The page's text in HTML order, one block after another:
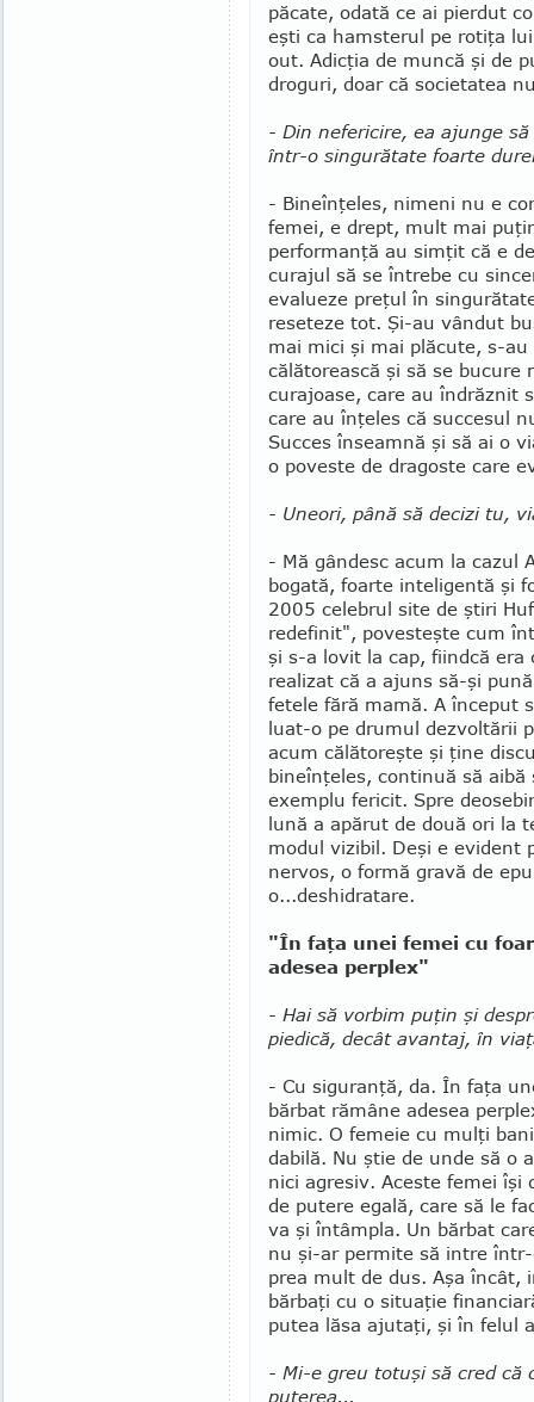
păcate, odată ce ai pierdut
eşti ca hamsterul pe rotiţa
out. Adicţia de muncă şi de
droguri, doar că societatea
- Din nefericire, ea ajunge
într-o singurătate foarte
- Bineînţeles, nimeni nu e
femei, e drept, mult mai
performanţă au simţit că e
curajul să se întrebe cu
evalueze preţul în
reseteze tot. Şi-au vândut
mai mici şi mai plăcute, s-
călătorească şi să se
curajoase, care au în­drăznit
care au înţeles că succesul
Succes înseamnă şi să ai o
o poveste de dra­goste care
- Uneori, până să decizi tu,
- Mă gândesc acum la cazul
bogată, foarte inteligentă şi
2005 celebrul site de ştiri
redefinit", povesteşte cum
şi s-a lovit la cap, fiindcă
realizat că a ajuns să-şi
fetele fără mamă. A început
luat-o pe drumul dezvoltării
acum călătoreşte şi ţine
bineînţeles, continuă să aibă
exemplu fericit. Spre
lună a apărut de două ori la
modul vizibil. Deşi e evident
nervos, o formă gravă de
o...deshidratare.
"În faţa unei femei cu
adesea perplex"
- Hai să vorbim puţin şi
piedică, decât avantaj, în
- Cu siguranţă, da. În faţa
bărbat rămâne adesea
nimic. O femeie cu mulţi
dabilă. Nu ştie de unde să o
nici agresiv. Aceste femei îşi
de putere egală, care să le
va şi întâmpla. Un bărbat
nu şi-ar permite să intre
prea mult de dus. Aşa încât,
bărbaţi cu o situaţie
putea lăsa ajutaţi, şi în felul
- Mi-e greu totuşi să cred că
puterea...